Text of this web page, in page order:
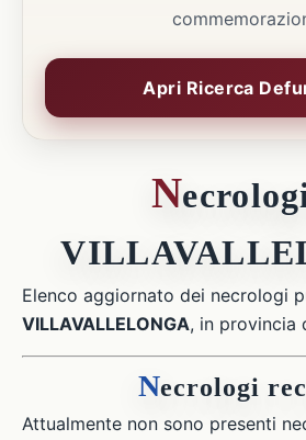
Apri Ricerca
N
Elenco aggiornato dei necrologi
VILLAVALLELONGA, in provincia
Necrologi
Attualmente non sono presenti